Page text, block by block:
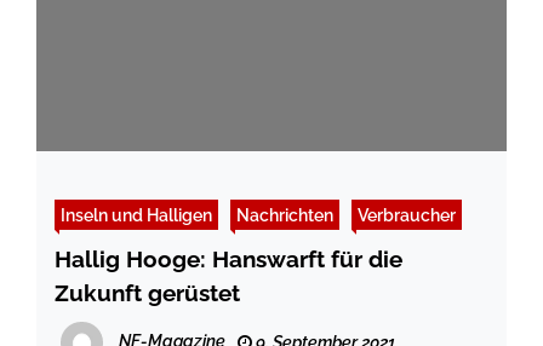
Inseln und Halligen Nachrichten Verbraucher
Hallig Hooge: Hanswarft für die
Zukunft gerüstet
NF-Magazine 9. September 2021